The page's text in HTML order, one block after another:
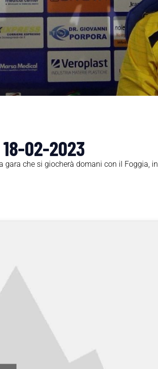
02-2023
gara che si giocherà domani con il Foggia, in